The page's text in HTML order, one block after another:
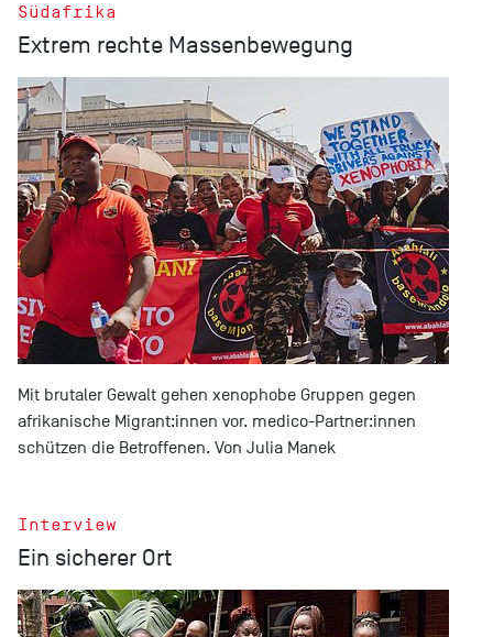
Südafrika
Extrem rechte Massenbewegung
Mit brutaler Gewalt gehen xenophobe Gruppen gegen
afrikanische Migrant:innen vor. medico-Partner:innen
schützen die Betroffenen. Von Julia Manek
Interview
Ein sicherer Ort